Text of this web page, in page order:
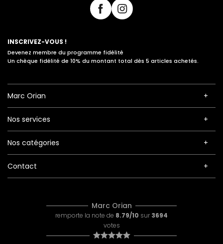
INSCRIVEZ-VOUS !
Devenez membre du programme fidélité
Un chèque fidélité de 10% du montant total dès 5 articles achetés.
Marc Orian
Nos services
Nos catégories
Contact
Marc Orian
remporte la note de 8.79/10 sur 3694
votes